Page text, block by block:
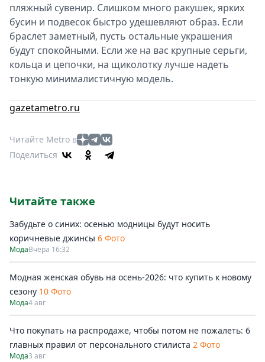
пляжный сувенир. Слишком много ракушек, ярких
бусин и подвесок быстро удешевляют образ. Если
браслет заметный, пусть остальные украшения
будут спокойными. Если же на вас крупные серьги,
кольца и цепочки, на щиколотку лучше надеть
тонкую минималистичную модель.
gazetametro.ru
Читайте Metro в
Поделиться
Читайте также
Забудьте о синих: осенью модницы будут носить
коричневые джинсы 6 Фото
МодаВчера 16:32
Модная женская обувь на осень-2026: что купить к новому
сезону 10 Фото
Мода4 авг
Что покупать на распродаже, чтобы потом не пожалеть: 6
главных правил от персонального стилиста 2 Фото
Мода3 авг